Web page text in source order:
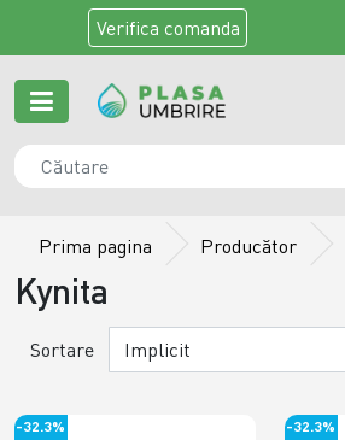
Verifica comanda
Prima pagina Producător
Kynita
Sortare
-32.3% -32.3%